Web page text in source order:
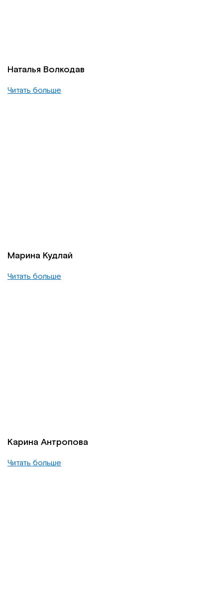
Наталья Волкодав
Читать больше
Марина Кудлай
Читать больше
Карина Антропова
Читать больше